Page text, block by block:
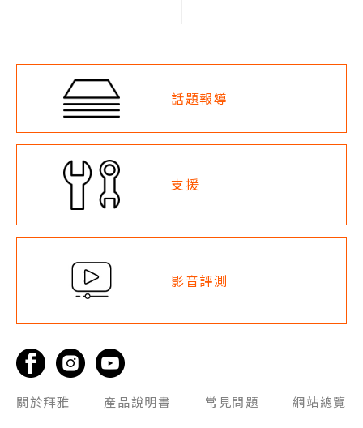
話題報導
支援
影音評測
關於拜雅 產品說明書 常見問題 網站總覽